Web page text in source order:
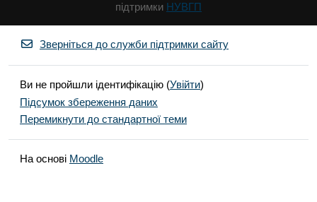
підтримки НУВГП
Зверніться до служби підтримки сайту
Ви не пройшли ідентифікацію (Увійти)
Підсумок збереження даних
Перемикнути до стандартної теми
На основі Moodle